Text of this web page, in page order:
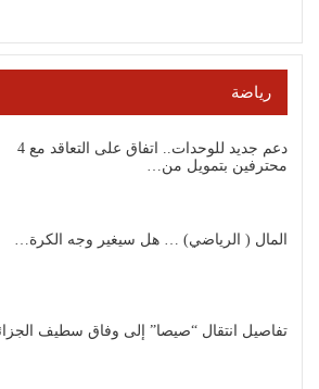
رياضة
دعم جديد للوحدات.. اتفاق على التعاقد مع 4
محترفين بتمويل من…
المال ( الرياضي) … هل سيغير وجه الكرة…
تفاصيل انتقال “صيصا” إلى وفاق سطيف